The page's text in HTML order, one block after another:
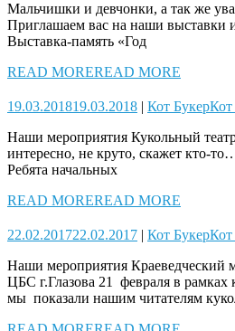
Мальчишки и девчонки, а так же
Приглашаем вас на наши
Выставка-память «Год
READ MOREREAD MORE
19.03.201819.03.2018 | Кот БукерКот
Наши мероприятия Кукольный
интересно, не круто, скажет кто-
Ребята начальных
READ MOREREAD MORE
22.02.201722.02.2017 | Кот БукерКот
Наши мероприятия Краеведческий
ЦБС г.Глазова 21 февраля в рамках
мы показали нашим читателям